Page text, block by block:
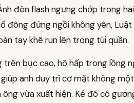
đèn flash ngưng chớp trong
đông đứng ngồi không yên,
tay khẽ run lên trong túi quần.
trên bục cao, hô hấp trong lồng
anh duy trì cơ mặt không
vừa xuất hiện. Kẻ đó có